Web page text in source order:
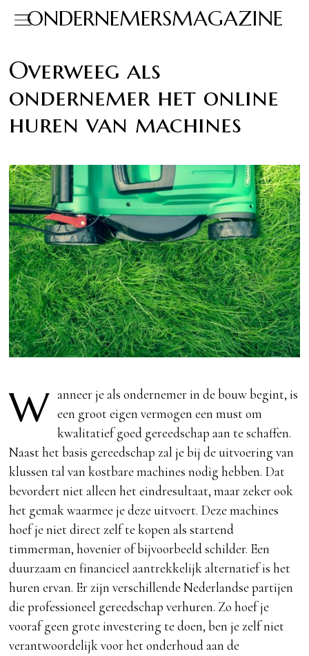
ONDERNEMERSMAGAZINE
Overweeg als
ondernemer het online
huren van machines
W anneer je als ondernemer in de bouw begint, is
een groot eigen vermogen een must om
kwalitatief goed gereedschap aan te schaffen.
Naast het basis gereedschap zal je bij de uitvoering van
klussen tal van kostbare machines nodig hebben. Dat
bevordert niet alleen het eindresultaat, maar zeker ook
het gemak waarmee je deze uitvoert. Deze machines
hoef je niet direct zelf te kopen als startend
timmerman, hovenier of bijvoorbeeld schilder. Een
duurzaam en financieel aantrekkelijk alternatief is het
huren ervan. Er zijn verschillende Nederlandse partijen
die professioneel gereedschap verhuren. Zo hoef je
vooraf geen grote investering te doen, ben je zelf niet
verantwoordelijk voor het onderhoud aan de